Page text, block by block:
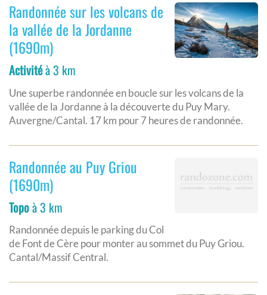
Randonnée sur les volcans de
la vallée de la Jordanne
(1690m)
Activitéà 3 km
Une superbe randonnée en boucle sur les volcans de la
vallée de la Jordanne à la découverte du Puy Mary.
Auvergne/Cantal. 17 km pour 7 heures de randonnée.
Randonnée au Puy Griou
(1690m)
Topoà 3 km
Randonnée depuis le parking du Col
de Font de Cère pour monter au sommet du Puy Griou.
Cantal/Massif Central.